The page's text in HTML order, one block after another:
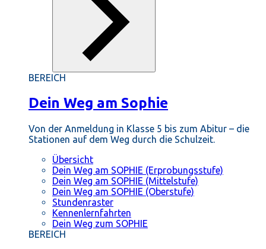
BEREICH
Dein Weg am Sophie
Von der Anmeldung in Klasse 5 bis zum Abitur – die
Stationen auf dem Weg durch die Schulzeit.
Übersicht
Dein Weg am SOPHIE (Erprobungsstufe)
Dein Weg am SOPHIE (Mittelstufe)
Dein Weg am SOPHIE (Oberstufe)
Stundenraster
Kennenlernfahrten
Dein Weg zum SOPHIE
BEREICH